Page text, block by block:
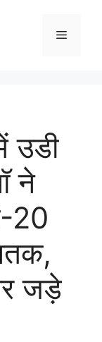
Menu
उडी
ने
20
जड़े